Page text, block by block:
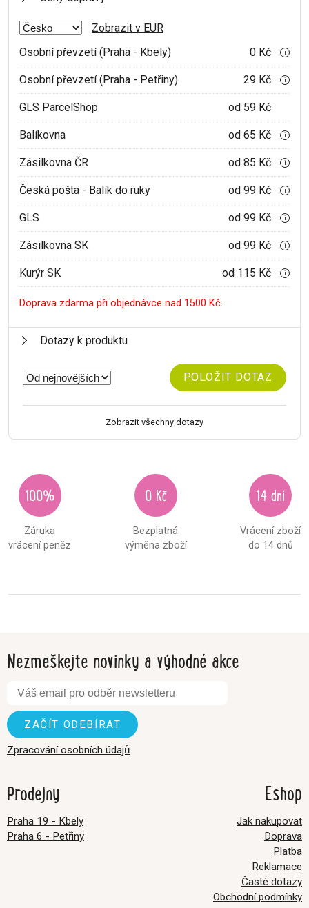
Zobrazit v EUR
Osobní převzetí (Praha - Kbely)
0 Kč i
Osobní převzetí (Praha - Petřiny) 29 Kč i
GLS ParcelShop od 59 Kč
Balíkovna od 65 Kč i
Zásilkovna ČR od 85 Kč i
Česká pošta - Balík do ruky od 99 Kč i
GLS od 99 Kč i
Zásilkovna SK od 99 Kč i
Kurýr SK od 115 Kč i
Doprava zdarma při objednávce nad 1500 Kč.
Dotazy k produktu
POLOŽIT DOTAZ
Zobrazit všechny dotazy
100%
Záruka
vrácení peněz
0 Kč
Bezplatná
výměna zboží
14 dní
Vrácení zboží
do 14 dnů
Nezmeškejte novinky a výhodné akce
Zpracování osobních údajů.
Prodejny
Praha 19 - Kbely
Praha 6 - Petřiny
Eshop
Jak nakupovat
Doprava
Platba
Reklamace
Časté dotazy
Obchodní podmínky